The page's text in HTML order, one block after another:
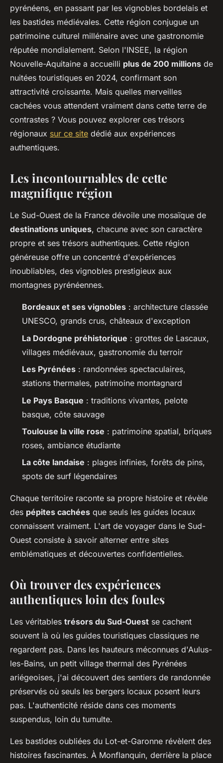
pyrénéens, en passant par les vignobles bordelais et
les bastides médiévales. Cette région conjugue un
patrimoine culturel millénaire avec une gastronomie
réputée mondialement. Selon l'INSEE, la région
Nouvelle-Aquitaine a accueilli plus de 200 millions de
nuitées touristiques en 2024, confirmant son
attractivité croissante. Mais quelles merveilles
cachées vous attendent vraiment dans cette terre de
contrastes ? Vous pouvez explorer ces trésors
régionaux sur ce site dédié aux expériences
authentiques.
Les incontournables de cette
magnifique région
Le Sud-Ouest de la France dévoile une mosaïque de
destinations uniques, chacune avec son caractère
propre et ses trésors authentiques. Cette région
généreuse offre un concentré d'expériences
inoubliables, des vignobles prestigieux aux
montagnes pyrénéennes.
Bordeaux et ses vignobles : architecture classée
UNESCO, grands crus, châteaux d'exception
La Dordogne préhistorique : grottes de Lascaux,
villages médiévaux, gastronomie du terroir
Les Pyrénées : randonnées spectaculaires,
stations thermales, patrimoine montagnard
Le Pays Basque : traditions vivantes, pelote
basque, côte sauvage
Toulouse la ville rose : patrimoine spatial, briques
roses, ambiance étudiante
La côte landaise : plages infinies, forêts de pins,
spots de surf légendaires
Chaque territoire raconte sa propre histoire et révèle
des pépites cachées que seuls les guides locaux
connaissent vraiment. L'art de voyager dans le Sud-
Ouest consiste à savoir alterner entre sites
emblématiques et découvertes confidentielles.
Où trouver des expériences
authentiques loin des foules
Les véritables trésors du Sud-Ouest se cachent
souvent là où les guides touristiques classiques ne
regardent pas. Dans les hauteurs méconnues d'Aulus-
les-Bains, un petit village thermal des Pyrénées
ariégeoises, j'ai découvert des sentiers de randonnée
préservés où seuls les bergers locaux posent leurs
pas. L'authenticité réside dans ces moments
suspendus, loin du tumulte.
Les bastides oubliées du Lot-et-Garonne révèlent des
histoires fascinantes. À Monflanquin, derrière la place